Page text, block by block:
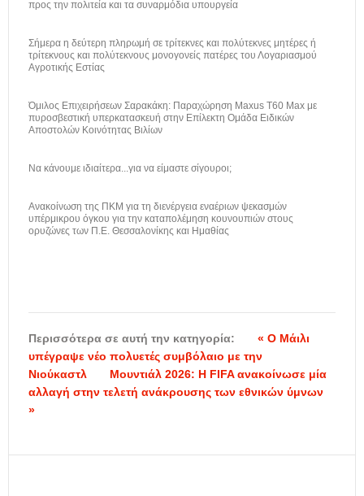
προς την πολιτεία και τα συναρμόδια υπουργεία
Σήμερα η δεύτερη πληρωμή σε τρίτεκνες και πολύτεκνες μητέρες ή
τρίτεκνους και πολύτεκνους μονογονείς πατέρες του Λογαριασμού
Αγροτικής Εστίας
Όμιλος Επιχειρήσεων Σαρακάκη: Παραχώρηση Maxus T60 Max με
πυροσβεστική υπερκατασκευή στην Επίλεκτη Ομάδα Ειδικών
Αποστολών Κοινότητας Βιλίων
Να κάνουμε ιδιαίτερα...για να είμαστε σίγουροι;
Ανακοίνωση της ΠΚΜ για τη διενέργεια εναέριων ψεκασμών
υπέρμικρου όγκου για την καταπολέμηση κουνουπιών στους
ορυζώνες των Π.Ε. Θεσσαλονίκης και Ημαθίας
Περισσότερα σε αυτή την κατηγορία:
« Ο Μάιλι
υπέγραψε νέο πολυετές συμβόλαιο με την
Νιούκαστλ
Μουντιάλ 2026: Η FIFA ανακοίνωσε μία
αλλαγή στην τελετή ανάκρουσης των εθνικών ύμνων
»